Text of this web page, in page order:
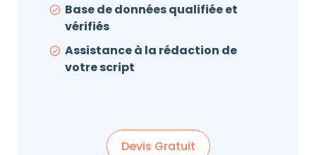
Base de données qualifiée et
vérifiés
Assistance à la rédaction de
votre script
Devis Gratuit